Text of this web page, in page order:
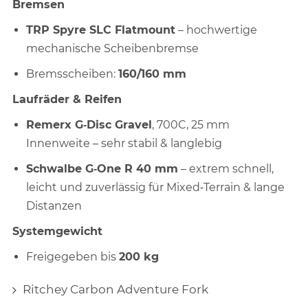
Bremsen
TRP Spyre SLC Flatmount – hochwertige
mechanische Scheibenbremse
Bremsscheiben:160/160 mm
Laufräder & Reifen
Remerx G‑Disc Gravel, 700C, 25 mm
Innenweite – sehr stabil & langlebig
Schwalbe G‑One R 40 mm – extrem schnell,
leicht und zuverlässig für Mixed‑Terrain & lange
Distanzen
Systemgewicht
Freigegeben bis200 kg
Ritchey Carbon Adventure Fork